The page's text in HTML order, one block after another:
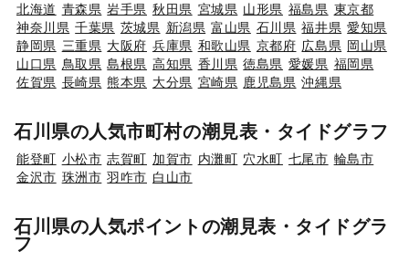
北海道 青森県 岩手県 秋田県 宮城県 山形県 福島県 東京都
神奈川県 千葉県 茨城県 新潟県 富山県 石川県 福井県 愛知県
静岡県 三重県 大阪府 兵庫県 和歌山県 京都府 広島県 岡山県
山口県 鳥取県 島根県 高知県 香川県 徳島県 愛媛県 福岡県
佐賀県 長崎県 熊本県 大分県 宮崎県 鹿児島県 沖縄県
石川県の人気市町村の潮見表・タイドグラフ
能登町 小松市 志賀町 加賀市 内灘町 穴水町 七尾市 輪島市
金沢市 珠洲市 羽咋市 白山市
石川県の人気ポイントの潮見表・タイドグラ
フ